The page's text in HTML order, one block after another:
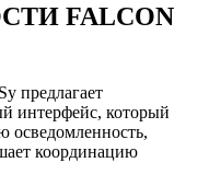
FALCON
предлагает
интерфейс, который
осведомленность,
координацию